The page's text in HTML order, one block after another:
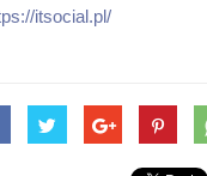
itsocial.pl/